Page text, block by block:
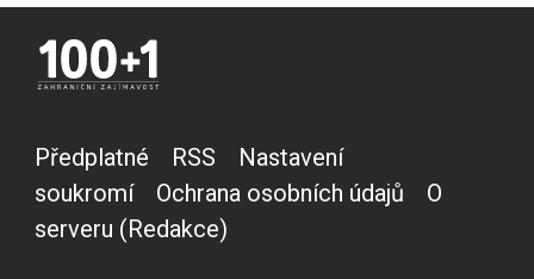
Předplatné RSS
Nastavení
soukromí
Ochrana osobních údajů
O
serveru (Redakce)